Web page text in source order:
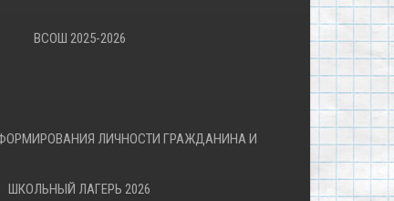
ВСОШ 2025-2026
ЛИЧНОСТИ ГРАЖДАНИНА И
ШКОЛЬНЫЙ ЛАГЕРЬ 2026